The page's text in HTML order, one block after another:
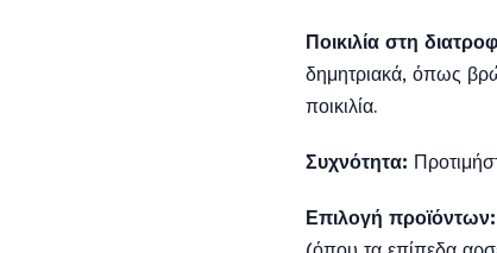
Ποικιλία στη
δημητριακά, όπως
ποικιλία.
Συχνότητα:
Επιλογή προϊόντων: